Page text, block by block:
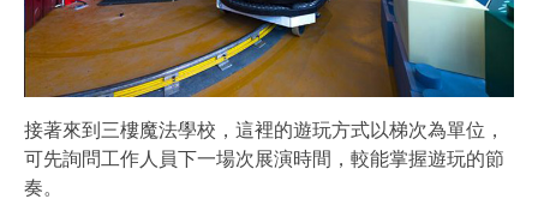
接著來到三樓魔法學校，這裡的遊玩方式以梯次為單位，
可先詢問工作人員下一場次展演時間，較能掌握遊玩的節
奏。